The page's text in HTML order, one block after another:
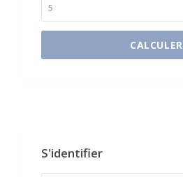
CALCULER
$500 / month
S'identifier